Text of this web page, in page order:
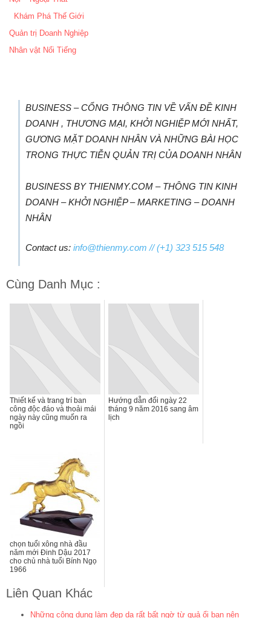
Khám Phá Thế Giới
Quản trị Doanh Nghiệp
Nhân vật Nổi Tiếng
BUSINESS – CỔNG THÔNG TIN VỀ VẤN ĐỀ KINH
DOANH , THƯƠNG MẠI, KHỞI NGHIỆP MỚI NHẤT,
GƯƠNG MẶT DOANH NHÂN VÀ NHỮNG BÀI HỌC
TRONG THỰC TIỄN QUẢN TRỊ CỦA DOANH NHÂN
BUSINESS BY THIENMY.COM – THÔNG TIN KINH
DOANH – KHỞI NGHIỆP – MARKETING – DOANH
NHÂN
Contact us: info@thienmy.com // (+1) 323 515 548
Cùng Danh Mục :
Thiết kế và trang trí ban
công độc đáo và thoải mái
ngày này cũng muốn ra
ngồi
Hướng dẫn đổi ngày 22
tháng 9 năm 2016 sang âm
lịch
chọn tuổi xông nhà đầu
năm mới Đinh Dậu 2017
cho chủ nhà tuổi Bính Ngọ
1966
Liên Quan Khác
Những công dụng làm đẹp da rất bất ngờ từ quả ổi bạn nên